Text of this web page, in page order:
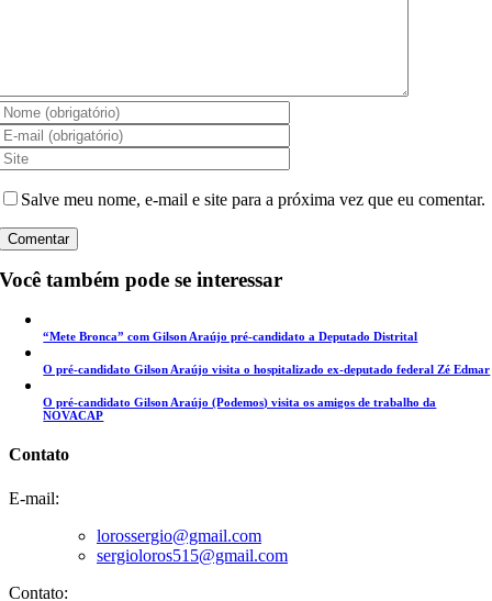
Salve meu nome, e-mail e site para a próxima vez que eu comentar.
Você também pode se interessar
“Mete Bronca” com Gilson Araújo pré-candidato a Deputado Distrital
O pré-candidato Gilson Araújo visita o hospitalizado ex-deputado federal Zé Edmar
O pré-candidato Gilson Araújo (Podemos) visita os amigos de trabalho da
NOVACAP
Contato
E-mail:
lorossergio@gmail.com
sergioloros515@gmail.com
Contato: